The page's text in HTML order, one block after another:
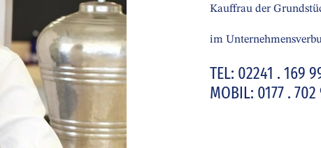
Kauffrau der
im
TEL: 02241 . 169
MOBIL: 0177 . 702